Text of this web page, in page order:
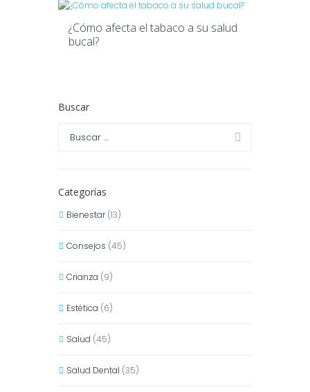
¿Cómo afecta el tabaco a su salud
bucal?
Buscar
Categorías
Bienestar(13)
Consejos (45)
Crianza (9)
Estética (6)
Salud (45)
Salud Dental (35)